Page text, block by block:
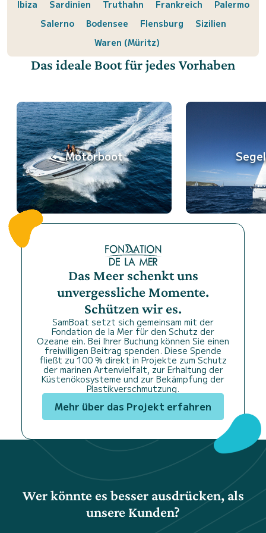
Ibiza Sardinien Truthahn Frankreich
Palermo
Salerno
Bodensee Flensburg
Sizilien
Waren (Müritz)
Das ideale Boot für jedes Vorhaben
Motorboot
Das Meer schenkt uns
unvergessliche Momente.
Schützen wir es.
SamBoat setzt sich gemeinsam mit der
Fondation de la Mer für den Schutz der
Ozeane ein. Bei Ihrer Buchung können Sie einen
freiwilligen Beitrag spenden. Diese Spende
fließt zu 100 % direkt in Projekte zum Schutz
der marinen Artenvielfalt, zur Erhaltung der
Küstenökosysteme und zur Bekämpfung der
Plastikverschmutzung.
Mehr über das Projekt erfahren
Wer könnte es besser ausdrücken, als
unsere Kunden?